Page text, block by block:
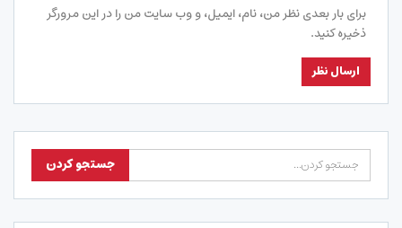
برای بار بعدی نظر من، نام، ایمیل، و وب سایت من را در این مرورگر
ذخیره کنید.